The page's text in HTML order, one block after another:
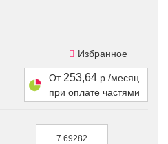
Избранное
От 253,64 р./месяц
при оплате частями
7.69282